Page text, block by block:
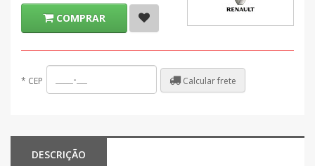
COMPRAR
* CEP Calcular frete
DESCRIÇÃO